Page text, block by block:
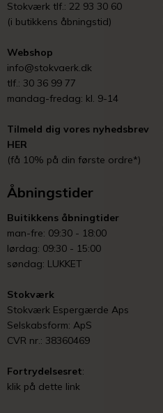
Stokværk tlf.: 22 93 30 60
(i butikkens åbningstid)
Webshop
info@stokvaerk.dk
tlf.: 30 36 99 77
mandag-fredag: kl. 9-14
Tilmeld dig vores nyhedsbrev
HER
(få 10% på din første ordre*)
Åbningstider
Buitikkens åbningtider
man-fre: 09:30 - 18:00
lørdag: 09:30 - 15:00
søndag: LUKKET
Stokværk
Stokværk Espergærde Aps
Selskabsform: ApS
CVR nr.: 38360469
Fortrydelsesret:
klik på dette link